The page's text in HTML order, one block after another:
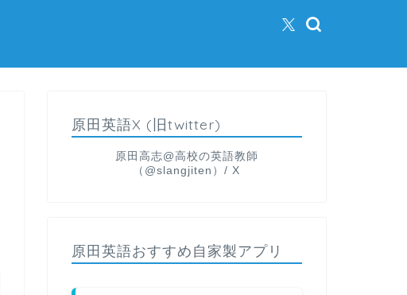
原田英語X (旧twitter)
原田高志@高校の英語教師
（@slangjiten）/ X
原田英語おすすめ自家製アプリ